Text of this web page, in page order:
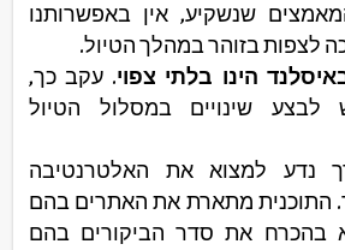
שנשקיע, אין באפשרותנו
לצפות בזוהר במהלך הטיול.
הינו בלתי צפוי. עקב כך,
לבצע שינויים במסלול הטיול
נדע למצוא את האלטרנטיבה
התוכנית מתארת את האתרים בהם
בהכרח את סדר הביקורים בהם